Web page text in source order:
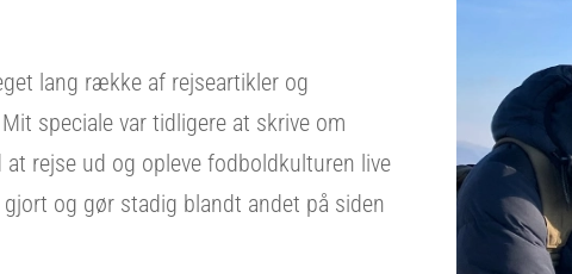
lang række af rejseartikler og
speciale var tidligere at skrive om
rejse ud og opleve fodboldkulturen live
og gør stadig blandt andet på siden